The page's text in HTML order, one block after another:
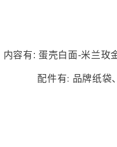
内容有: 蛋壳白面-米兰玫
配件有: 品牌纸袋